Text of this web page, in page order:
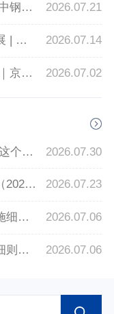
聚力复盘强经营 淬能砺兵启新程｜中钢国检2026年年中经营系列会议圆满落幕 2026.07.21
深化交流合作，共促检测技术新发展 | 湖北交投智能检测来访中钢国检 2026.07.14
深化数字化采购合作 聚力降本增效｜京东工业到访中钢制品院开展业务交流洽谈 2026.07.02
54340 家，营业收入超5303 亿元，这个行业有哪些新势头 2026.07.30
钢丝绳产品质量监督抽查实施细则（2026年版） 2026.07.23
高强度紧固件产品质量监督抽查实施细则（2026年版） 2026.07.06
建筑胶粘剂产品质量监督抽查实施细则（2026年版） 2026.07.06